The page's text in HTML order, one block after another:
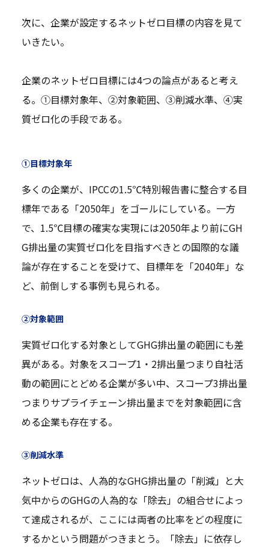
次に、企業が設定するネットゼロ目標の内容を見て
いきたい。
企業のネットゼロ目標には4つの論点があると考え
る。①目標対象年、②対象範囲、③削減水準、④実
質ゼロ化の手段である。
①目標対象年
多くの企業が、IPCCの1.5℃特別報告書に整合する目
標年である「2050年」をゴールにしている。一方
で、1.5℃目標の確実な実現には2050年より前にGH
G排出量の実質ゼロ化を目指すべきとの国際的な議
論が存在することを受けて、目標年を「2040年」な
ど、前倒しする事例も見られる。
②対象範囲
実質ゼロ化する対象としてGHG排出量の範囲にも差
異がある。対象をスコープ1・2排出量つまり自社活
動の範囲にとどめる企業が多い中、スコープ3排出量
つまりサプライチェーン排出量までを対象範囲に含
める企業も存在する。
③削減水準
ネットゼロは、人為的なGHG排出量の「削減」と大
気中からのGHGの人為的な「除去」の組合せによっ
て達成されるが、ここには両者の比率をどの程度に
するかという問題がつきまとう。「除去」に依存し